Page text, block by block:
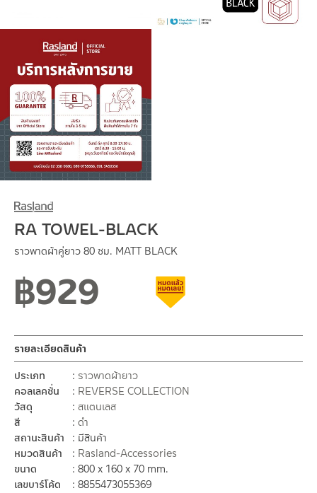
RA TOWEL-BLACK
ราวพาดผ้าคู่ยาว 80 ซม. MATT BLACK
฿929 สถานะสินค้าขายปกติ
รายละเอียดสินค้า
ประเภท
ราวพาดผ้ายาว
คอลเลคชั่น
REVERSE COLLECTION
วัสดุ
สแตนเลส
สี
ดำ
สถานะสินค้า
มีสินค้า
หมวดสินค้า
Rasland-Accessories
ขนาด
800 x 160 x 70 mm.
เลขบาร์โค้ด
8855473055369